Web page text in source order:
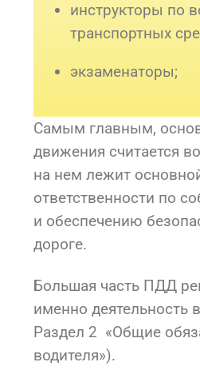
инструкторы по
транспортных
экзаменаторы;
Самым главным,
движения считается
на нем лежит
ответственности по
и обеспечению
дороге.
Большая часть ПДД
именно деятельность
Раздел 2 «Общие
водителя»).